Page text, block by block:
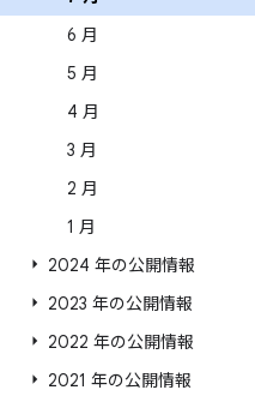
6 月
5 月
4 月
3 月
2 月
1 月
2024 年の公開情報
2023 年の公開情報
2022 年の公開情報
2021 年の公開情報